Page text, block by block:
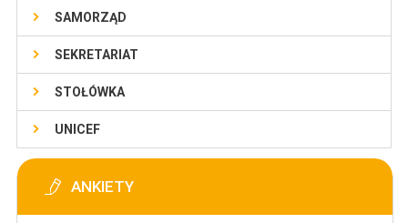
SAMORZĄD
SEKRETARIAT
STOŁÓWKA
UNICEF
ANKIETY